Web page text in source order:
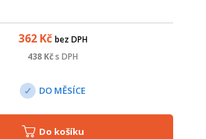
362Kč bez DPH
438 Kčs DPH
DO MĚSÍCE
Do košíku